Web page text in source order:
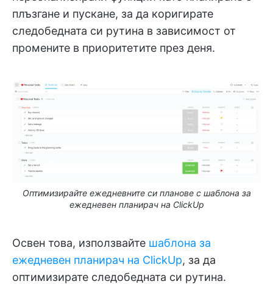
плъзгане и пускане, за да коригирате
следобедната си рутина в зависимост от
промените в приоритетите през деня.
Оптимизирайте ежедневните си планове с шаблона за
ежедневен планирач на ClickUp
Освен това, използвайте шаблона за
ежедневен планирач на ClickUp, за да
оптимизирате следобедната си рутина.